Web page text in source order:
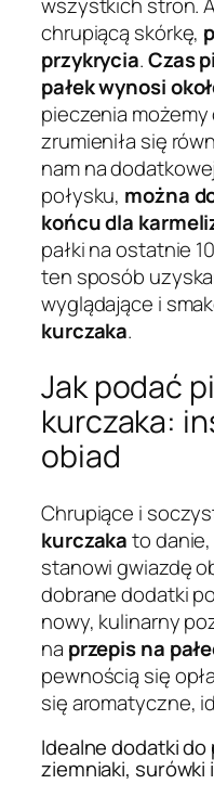
chrupiącą skórkę,
przykrycia.Czas
pałek wynosi
pieczenia możemy
zrumieniła się
nam na
połysku, można
końcu dla
pałki na ostatnie
ten sposób
wyglądające i
kurczaka.
Jak podać
kurczaka:
obiad
Chrupiące i
kurczakato
stanowi gwiazdę
dobrane dodatki
nowy, kulinarny
na przepis na
pewnością się
się aromatyczne,
Idealne dodatki
ziemniaki, surówki